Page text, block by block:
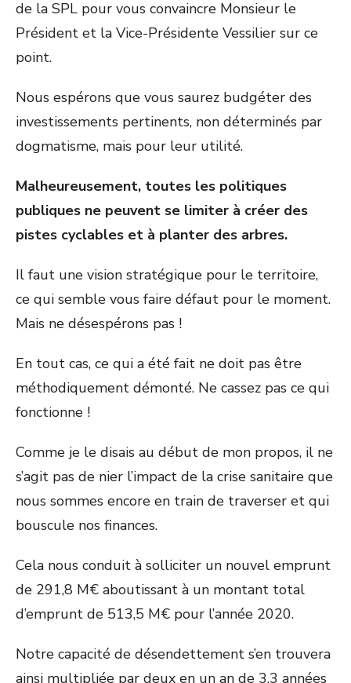
de la SPL pour vous convaincre Monsieur le
Président et la Vice-Présidente Vessilier sur ce
point.
Nous espérons que vous saurez budgéter des
investissements pertinents, non déterminés par
dogmatisme, mais pour leur utilité.
Malheureusement, toutes les politiques
publiques ne peuvent se limiter à créer des
pistes cyclables et à planter des arbres.
Il faut une vision stratégique pour le territoire,
ce qui semble vous faire défaut pour le moment.
Mais ne désespérons pas !
En tout cas, ce qui a été fait ne doit pas être
méthodiquement démonté. Ne cassez pas ce qui
fonctionne !
Comme je le disais au début de mon propos, il ne
s’agit pas de nier l’impact de la crise sanitaire que
nous sommes encore en train de traverser et qui
bouscule nos finances.
Cela nous conduit à solliciter un nouvel emprunt
de 291,8 M€ aboutissant à un montant total
d’emprunt de 513,5 M€ pour l’année 2020.
Notre capacité de désendettement s’en trouvera
ainsi multipliée par deux en un an de 3.3 années